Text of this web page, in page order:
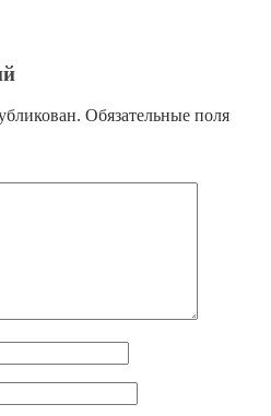
Обязательные поля